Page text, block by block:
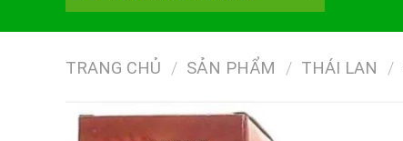
TRANG CHỦ / SẢN PHẨM / THÁI LAN /